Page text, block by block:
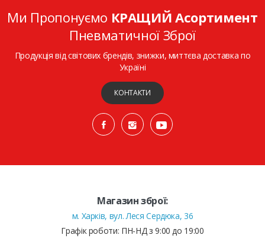
Ми Пропонуємо КРАЩИЙ Асортимент
Пневматичної Зброї
Продукція від світових брендів, знижки, миттєва доставка по
Україні
КОНТАКТИ
Магазин зброї:
м. Харків, вул. Леся Сердюка, 36
Графік роботи: ПН-НД з 9:00 до 19:00